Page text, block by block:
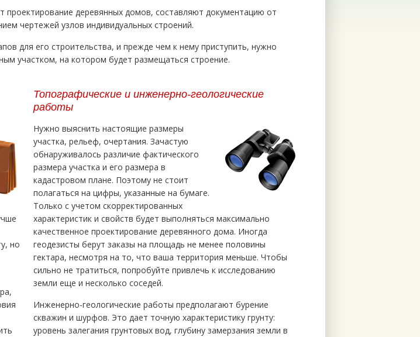
деревянных домов, составляют документацию от
чертежей узлов индивидуальных строений.
для его строительства, и прежде чем к нему приступить, нужно
участком, на котором будет размещаться строение.
но
Топографические и инженерно-геологические
работы
Нужно выяснить настоящие размеры
участка, рельеф, очертания. Зачастую
обнаруживалось различие фактического
размера участка и его размера в
кадастровом плане. Поэтому не стоит
полагаться на цифры, указанные на бумаге.
Только с учетом скорректированных
характеристик и свойств будет выполняться максимально
качественное проектирование деревянного дома. Иногда
геодезисты берут заказы на площадь не менее половины
гектара, несмотря на то, что ваша территория меньше. Чтобы
сильно не тратиться, попробуйте привлечь к исследованию
земли еще и несколько соседей.
Инженерно-геологические работы предполагают бурение
скважин и шурфов. Это дает точную характеристику грунту:
уровень залегания грунтовых вод, глубину замерзания земли в